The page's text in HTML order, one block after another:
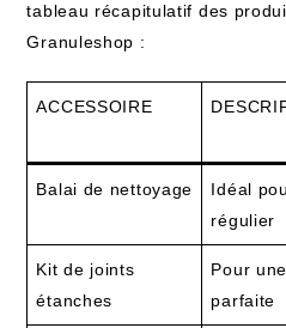
tableau récapitulatif des
Granuleshop :
ACCESSOIRE
Balai de nettoyage
Idéal
régulier
Kit de joints
étanches
Pour
parfaite